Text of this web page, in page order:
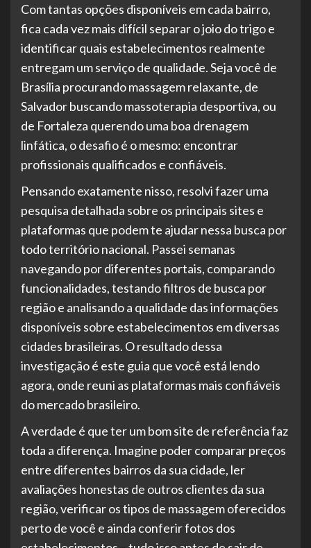
Com tantas opções disponíveis em cada bairro,
fica cada vez mais difícil separar o joio do trigo e
identificar quais estabelecimentos realmente
entregam um serviço de qualidade. Seja você de
Brasília procurando massagem relaxante, de
Salvador buscando massoterapia desportiva, ou
de Fortaleza querendo uma boa drenagem
linfática, o desafio é o mesmo: encontrar
profissionais qualificados e confiáveis.
Pensando exatamente nisso, resolvi fazer uma
pesquisa detalhada sobre os principais sites e
plataformas que podem te ajudar nessa busca por
todo território nacional. Passei semanas
navegando por diferentes portais, comparando
funcionalidades, testando filtros de busca por
região e analisando a qualidade das informações
disponíveis sobre estabelecimentos em diversas
cidades brasileiras. O resultado dessa
investigação é este guia que você está lendo
agora, onde reuni as plataformas mais confiáveis
do mercado brasileiro.
A verdade é que ter um bom site de referência faz
toda a diferença. Imagine poder comparar preços
entre diferentes bairros da sua cidade, ler
avaliações honestas de outros clientes da sua
região, verificar os tipos de massagem oferecidos
perto de você e ainda conferir fotos dos